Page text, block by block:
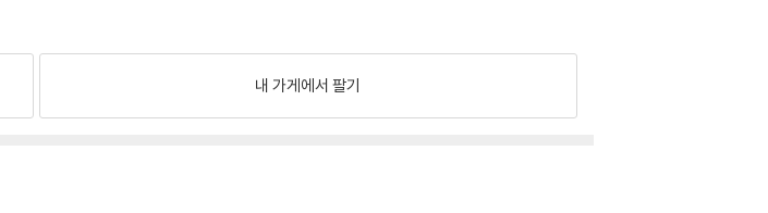
내 가게에서 팔기